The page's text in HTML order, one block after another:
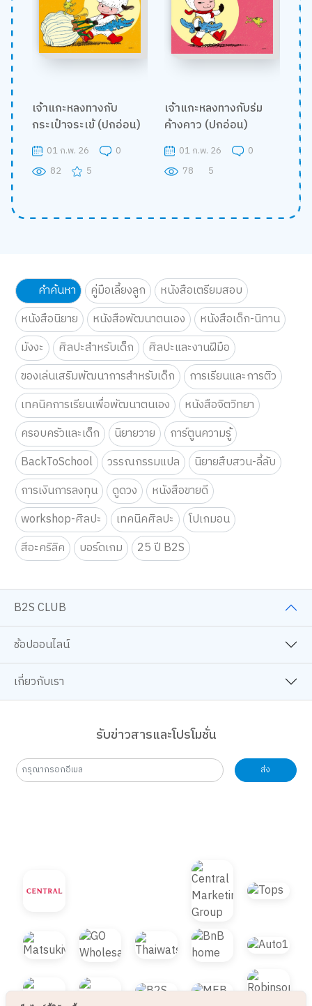
เจ้าแกะหลงทางกับ
กระเป๋าจระเข้ (ปกอ่อน)
01 ก.พ. 26
0
82
5
เจ้าแกะหลงทางกับร่ม
ค้างคาว (ปกอ่อน)
01 ก.พ. 26
0
78
คำค้นหา คู่มือเลี้ยงลูก
หนังสือเตรียมสอบ
หนังสือนิยาย
หนังสือพัฒนาตนเอง
หนังสือเด็ก-นิทาน
มังงะ
ศิลปะสำหรับเด็ก
ศิลปะและงานฝีมือ
ของเล่นเสริมพัฒนาการสำหรับเด็ก
การเรียนและการติว
เทคนิคการเรียนเพื่อพัฒนาตนเอง
หนังสือจิตวิทยา
ครอบครัวและเด็ก
นิยายวาย
การ์ตูนความรู้
BackToSchool
วรรณกรรมแปล
นิยายสืบสวน-ลี้ลับ
การเงินการลงทุน
ดูดวง
หนังสือขายดี
workshop-ศิลปะ
เทคนิคศิลปะ
โปเกมอน
สีอะคริลิค
บอร์ดเกม 25 ปี B2S
B2S CLUB
ช้อปออนไลน์
เกี่ยวกับเรา
รับข่าวสารและโปรโมชั่น
ส่ง